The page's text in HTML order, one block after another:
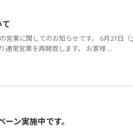
業に関してのお知らせです。 6月27日（
通常営業を再開致します。 お客様 ...
ン実施中です。